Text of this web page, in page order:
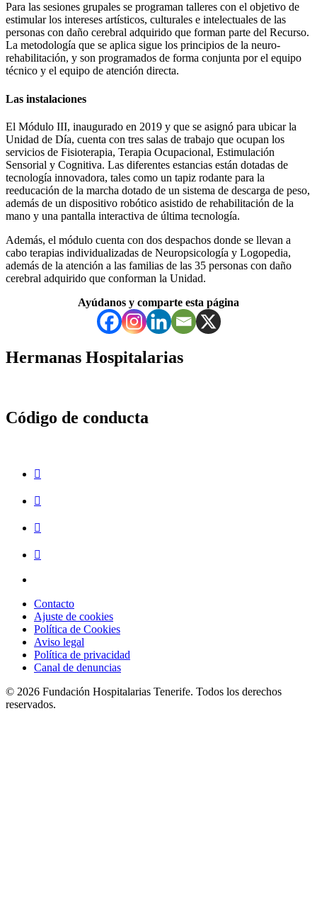
Para las sesiones grupales se programan talleres con el objetivo de
estimular los intereses artísticos, culturales e intelectuales de las
personas con daño cerebral adquirido que forman parte del Recurso.
La metodología que se aplica sigue los principios de la neuro-
rehabilitación, y son programados de forma conjunta por el equipo
técnico y el equipo de atención directa.
Las instalaciones
El Módulo III, inaugurado en 2019 y que se asignó para ubicar la
Unidad de Día, cuenta con tres salas de trabajo que ocupan los
servicios de Fisioterapia, Terapia Ocupacional, Estimulación
Sensorial y Cognitiva. Las diferentes estancias están dotadas de
tecnología innovadora, tales como un tapiz rodante para la
reeducación de la marcha dotado de un sistema de descarga de peso,
además de un dispositivo robótico asistido de rehabilitación de la
mano y una pantalla interactiva de última tecnología.
Además, el módulo cuenta con dos despachos donde se llevan a
cabo terapias individualizadas de Neuropsicología y Logopedia,
además de la atención a las familias de las 35 personas con daño
cerebral adquirido que conforman la Unidad.
Ayúdanos y comparte esta página
a
la
Hermanas Hospitalarias
Código de conducta
Contacto
Ajuste de cookies
Política de Cookies
Aviso legal
Política de privacidad
Canal de denuncias
© 2026 Fundación Hospitalarias Tenerife. Todos los derechos
reservados.